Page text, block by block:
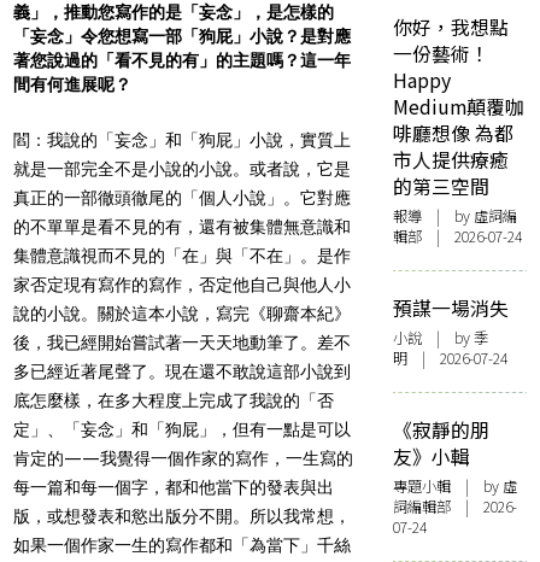
義」，推動您寫作的是「妄念」，是怎樣的
「妄念」令您想寫一部「狗屁」小說？是對應
著您說過的「看不見的有」的主題嗎？這一年
間有何進展呢？
閻：我說的「妄念」和「狗屁」小說，實質上
就是一部完全不是小說的小說。或者說，它是
真正的一部徹頭徹尾的「個人小說」。它對應
的不單單是看不見的有，還有被集體無意識和
集體意識視而不見的「在」與「不在」。是作
家否定現有寫作的寫作，否定他自己與他人小
說的小說。關於這本小說，寫完《聊齋本紀》
後，我已經開始嘗試著一天天地動筆了。差不
多已經近著尾聲了。現在還不敢說這部小說到
底怎麼樣，在多大程度上完成了我說的「否
定」、「妄念」和「狗屁」，但有一點是可以
肯定的——我覺得一個作家的寫作，一生寫的
每一篇和每一個字，都和他當下的發表與出
版，或想發表和慾出版分不開。所以我常想，
如果一個作家一生的寫作都和「為當下」千絲
你好，我想點
一份藝術！
Happy
Medium顛覆咖
啡廳想像 為都
市人提供療癒
的第三空間
報導 | by 虛詞編
輯部 | 2026-07-24
預謀一場消失
小說 | by 季
明 | 2026-07-24
《寂靜的朋
友》小輯
專題小輯 | by 虛
詞編輯部 | 2026-
07-24